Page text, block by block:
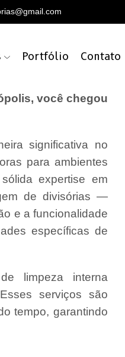
Portfólio Contato
você chegou
significativa no
para ambientes
expertise em
de divisórias —
e a funcionalidade
específicas de
limpeza interna
serviços são
tempo, garantindo